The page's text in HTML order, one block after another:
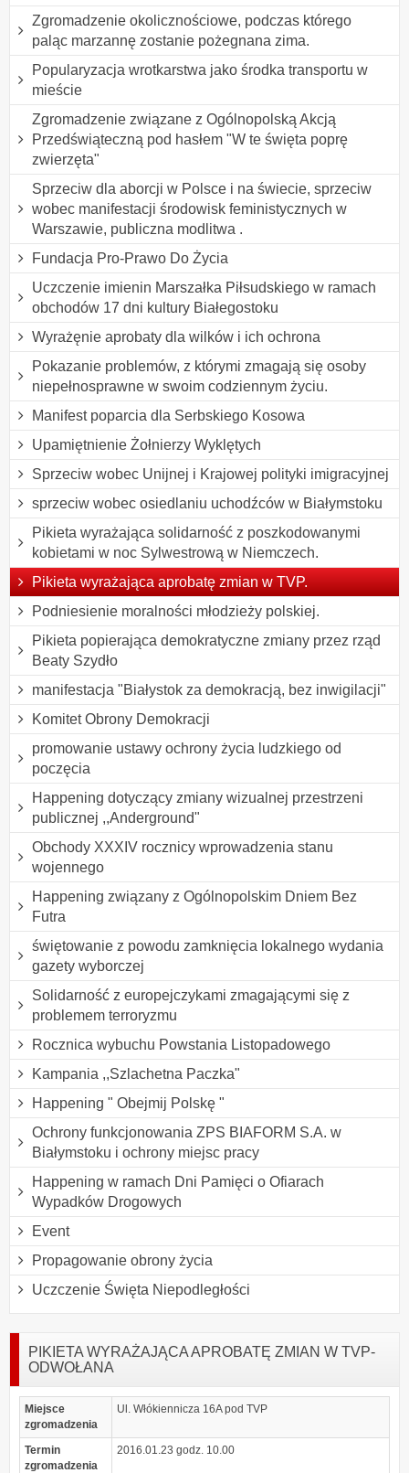
Zgromadzenie okolicznościowe, podczas którego
paląc marzannę zostanie pożegnana zima.
Popularyzacja wrotkarstwa jako środka transportu w
mieście
Zgromadzenie związane z Ogólnopolską Akcją
Przedświąteczną pod hasłem "W te święta poprę
zwierzęta"
Sprzeciw dla aborcji w Polsce i na świecie, sprzeciw
wobec manifestacji środowisk feministycznych w
Warszawie, publiczna modlitwa .
Fundacja Pro-Prawo Do Życia
Uczczenie imienin Marszałka Piłsudskiego w ramach
obchodów 17 dni kultury Białegostoku
Wyrażęnie aprobaty dla wilków i ich ochrona
Pokazanie problemów, z którymi zmagają się osoby
niepełnosprawne w swoim codziennym życiu.
Manifest poparcia dla Serbskiego Kosowa
Upamiętnienie Żołnierzy Wyklętych
Sprzeciw wobec Unijnej i Krajowej polityki imigracyjnej
sprzeciw wobec osiedlaniu uchodźców w Białymstoku
Pikieta wyrażająca solidarność z poszkodowanymi
kobietami w noc Sylwestrową w Niemczech.
Pikieta wyrażająca aprobatę zmian w TVP.
Podniesienie moralności młodzieży polskiej.
Pikieta popierająca demokratyczne zmiany przez rząd
Beaty Szydło
manifestacja "Białystok za demokracją, bez inwigilacji"
Komitet Obrony Demokracji
promowanie ustawy ochrony życia ludzkiego od
poczęcia
Happening dotyczący zmiany wizualnej przestrzeni
publicznej ,,Anderground"
Obchody XXXIV rocznicy wprowadzenia stanu
wojennego
Happening związany z Ogólnopolskim Dniem Bez
Futra
świętowanie z powodu zamknięcia lokalnego wydania
gazety wyborczej
Solidarność z europejczykami zmagającymi się z
problemem terroryzmu
Rocznica wybuchu Powstania Listopadowego
Kampania ,,Szlachetna Paczka"
Happening " Obejmij Polskę "
Ochrony funkcjonowania ZPS BIAFORM S.A. w
Białymstoku i ochrony miejsc pracy
Happening w ramach Dni Pamięci o Ofiarach
Wypadków Drogowych
Event
Propagowanie obrony życia
Uczczenie Święta Niepodległości
PIKIETA WYRAŻAJĄCA APROBATĘ ZMIAN W TVP-
ODWOŁANA
Miejsce
zgromadzenia
Ul. Włókiennicza 16A pod TVP
Termin
zgromadzenia
2016.01.23 godz. 10.00